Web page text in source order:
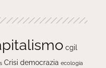
cgil
Crisi democrazia ecologia